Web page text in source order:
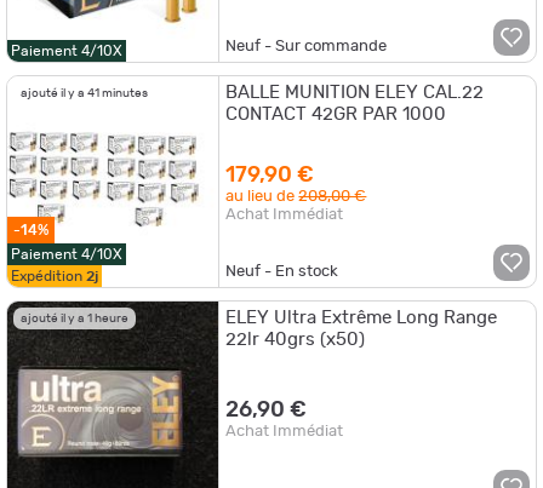
Paiement 4/10X Neuf - Sur commande
ajouté il y a 41 minutes
-14%
Paiement 4/10X
Expédition 2j
BALLE MUNITION ELEY CAL.22
CONTACT 42GR PAR 1000
179,90 €
au lieu de208,00 €
Achat Immédiat
Neuf - En stock
ajouté il y a 1 heure
ELEY Ultra Extrême Long Range
22lr 40grs (x50)
26,90 €
Achat Immédiat